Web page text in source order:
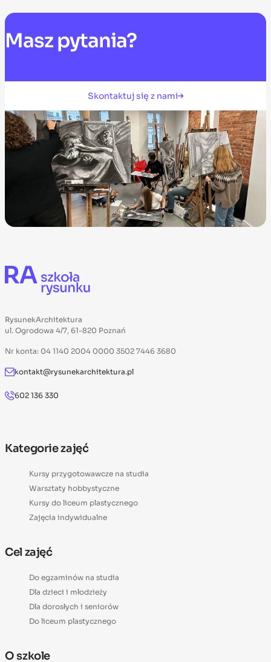
Masz pytania?
Skontaktuj się z nami
RysunekArchitektura
ul. Ogrodowa 4/7, 61-820 Poznań
Nr konta: 04 1140 2004 0000 3502 7446 3680
kontakt@rysunekarchitektura.pl
602 136 330
Kategorie zajęć
Kursy przygotowawcze na studia
Warsztaty hobbystyczne
Kursy do liceum plastycznego
Zajęcia indywidualne
Cel zajęć
Do egzaminów na studia
Dla dzieci i młodzieży
Dla dorosłych i seniorów
Do liceum plastycznego
O szkole